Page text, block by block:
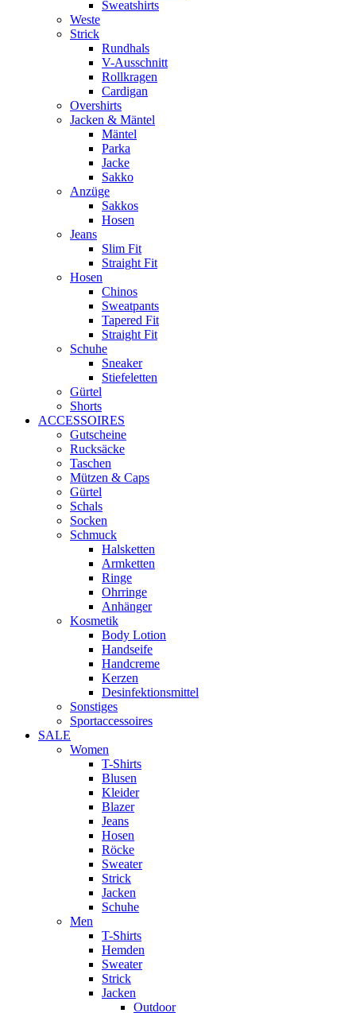
Sweatshirts
Weste
Strick
Rundhals
V-Ausschnitt
Rollkragen
Cardigan
Overshirts
Jacken & Mäntel
Mäntel
Parka
Jacke
Sakko
Anzüge
Sakkos
Hosen
Jeans
Slim Fit
Straight Fit
Hosen
Chinos
Sweatpants
Tapered Fit
Straight Fit
Schuhe
Sneaker
Stiefeletten
Gürtel
Shorts
ACCESSOIRES
Gutscheine
Rucksäcke
Taschen
Mützen & Caps
Gürtel
Schals
Socken
Schmuck
Halsketten
Armketten
Ringe
Ohrringe
Anhänger
Kosmetik
Body Lotion
Handseife
Handcreme
Kerzen
Desinfektionsmittel
Sonstiges
Sportaccessoires
SALE
Women
T-Shirts
Blusen
Kleider
Blazer
Jeans
Hosen
Röcke
Sweater
Strick
Jacken
Schuhe
Men
T-Shirts
Hemden
Sweater
Strick
Jacken
Outdoor